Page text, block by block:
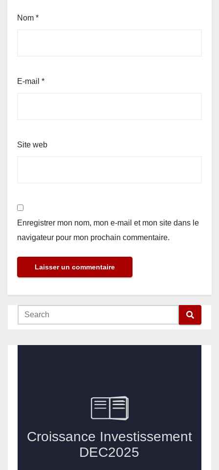
Nom *
E-mail *
Site web
Enregistrer mon nom, mon e-mail et mon site dans le
navigateur pour mon prochain commentaire.